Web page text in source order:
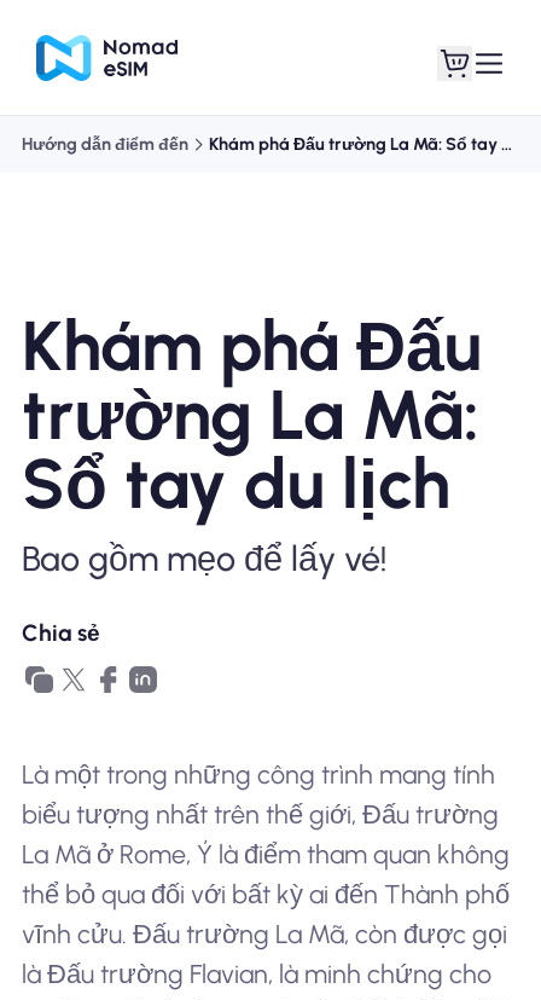
Kế hoạch mua sắm
Giới thiệu về eSIM
Sử dụng eSIM
Cho doanh nghiệp
Hướng dẫn điểm đến Khám phá Đấu trường La Mã: Sổ tay du lịch
Khám phá Đấu
trường La Mã:
Sổ tay du lịch
Bao gồm mẹo để lấy vé!
Chia sẻ
Là một trong những công trình mang tính
biểu tượng nhất trên thế giới, Đấu trường
La Mã ở Rome, Ý là điểm tham quan không
thể bỏ qua đối với bất kỳ ai đến Thành phố
vĩnh cửu. Đấu trường La Mã, còn được gọi
là Đấu trường Flavian, là minh chứng cho